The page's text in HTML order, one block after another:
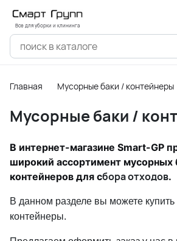
Все для уборки и клининга
Главная Мусорные баки / контейнеры
Мусорные баки /
В интернет-магазине Smart-GP
широкий ассортимент мусорных
контейнеров для сбора отходов.
В данном разделе вы можете
контейнеры.